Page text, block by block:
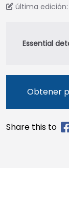
última edición:
Obtener